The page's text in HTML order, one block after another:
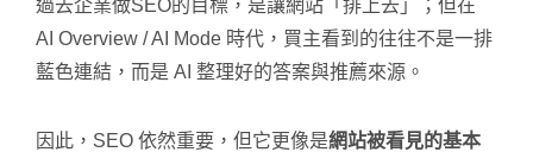
過去企業做SEO的目標，是讓網站「排上去」；但在
AI Overview / AI Mode 時代，買主看到的往往不是一排
藍色連結，而是 AI 整理好的答案與推薦來源。
因此，SEO 依然重要，但它更像是網站被看見的基本